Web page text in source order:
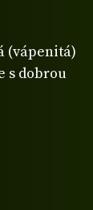
(vápenitá)
s dobrou